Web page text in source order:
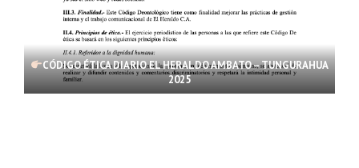
CÓDIGO ÉTICA DIARIO EL HERALDO AMBATO – TUNGURAHUA
2025